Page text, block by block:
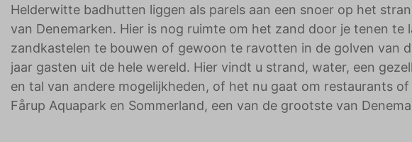
Helderwitte badhutten liggen als parels aan een snoer op het
van Denemarken. Hier is nog ruimte om het zand door je tenen te
zandkastelen te bouwen of gewoon te ravotten in de golven van
jaar gasten uit de hele wereld. Hier vindt u strand, water, een
en tal van andere mogelijkheden, of het nu gaat om restaurants
Fårup Aquapark en Sommerland, een van de grootste van